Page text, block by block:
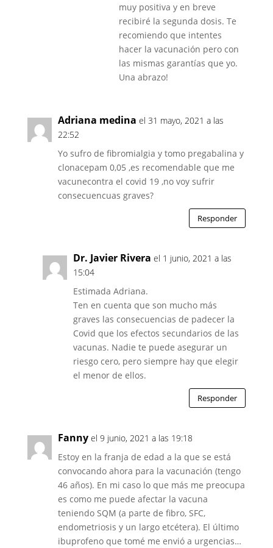
muy positiva y en breve
recibiré la segunda dosis. Te
recomiendo que intentes
hacer la vacunación pero con
las mismas garantías que yo.
Una abrazo!
Adriana medina el 31 mayo, 2021 a las
22:52
Yo sufro de fibromialgia y tomo pregabalina y
clonacepam 0,05 ,es recomendable que me
vacunecontra el covid 19 ,no voy sufrir
consecuencuas graves?
Responder
Dr. Javier Rivera el 1 junio, 2021 a las
15:04
Estimada Adriana.
Ten en cuenta que son mucho más
graves las consecuencias de padecer la
Covid que los efectos secundarios de las
vacunas. Nadie te puede asegurar un
riesgo cero, pero siempre hay que elegir
el menor de ellos.
Responder
Fanny el 9 junio, 2021 a las 19:18
Estoy en la franja de edad a la que se está
convocando ahora para la vacunación (tengo
46 años). En mi caso lo que más me preocupa
es como me puede afectar la vacuna
teniendo SQM (a parte de fibro, SFC,
endometriosis y un largo etcétera). El último
ibuprofeno que tomé me envió a urgencias…